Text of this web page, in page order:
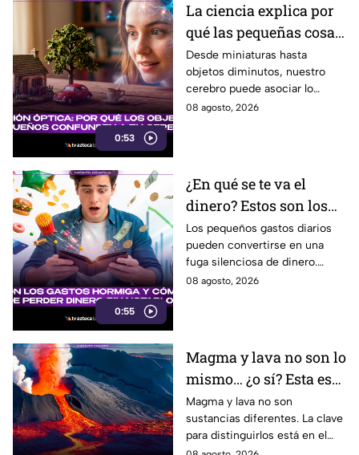
0:53
La ciencia explica por
qué las pequeñas cosas
nos parecen tan
adorables
Desde miniaturas hasta
objetos diminutos, nuestro
cerebro puede asociar lo
pequeño con ternura,
08 agosto, 2026
0:55
¿En qué se te va el
dinero? Estos son los
gastos hormiga que
pueden vaciar tu
bolsillo
Los pequeños gastos diarios
pueden convertirse en una
fuga silenciosa de dinero.
Identificar los llamados gastos
08 agosto, 2026
Magma y lava no son lo
mismo… ¿o sí? Esta es
la explicación
Magma y lava no son
sustancias diferentes. La clave
para distinguirlos está en el